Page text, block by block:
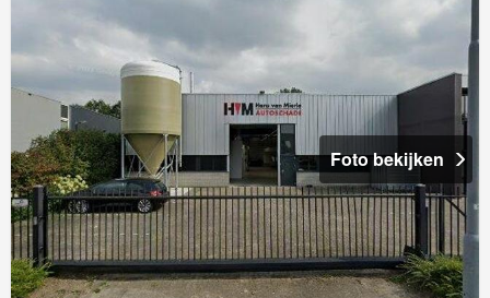
Foto bekijken